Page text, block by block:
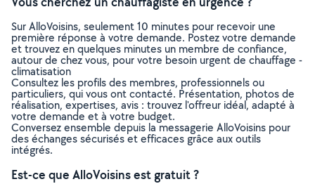
Sur AlloVoisins, seulement 10 minutes pour recevoir une
première réponse à votre demande. Postez votre demande
et trouvez en quelques minutes un membre de confiance,
autour de chez vous, pour votre besoin urgent de chauffage -
climatisation
Consultez les profils des membres, professionnels ou
particuliers, qui vous ont contacté. Présentation, photos de
réalisation, expertises, avis : trouvez l'offreur idéal, adapté à
votre demande et à votre budget.
Conversez ensemble depuis la messagerie AlloVoisins pour
des échanges sécurisés et efficaces grâce aux outils
intégrés.
Est-ce que AlloVoisins est gratuit ?